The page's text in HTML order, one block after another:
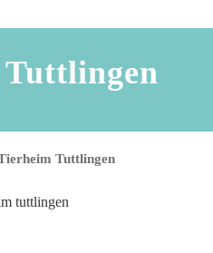
Tuttlingen